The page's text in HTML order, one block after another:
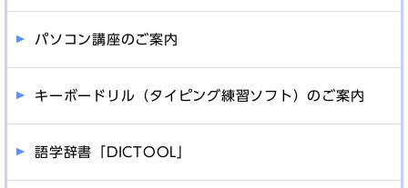
パソコン講座のご案内
キーボードリル（タイピング練習ソフト）のご案内
語学辞書「DICTOOL」